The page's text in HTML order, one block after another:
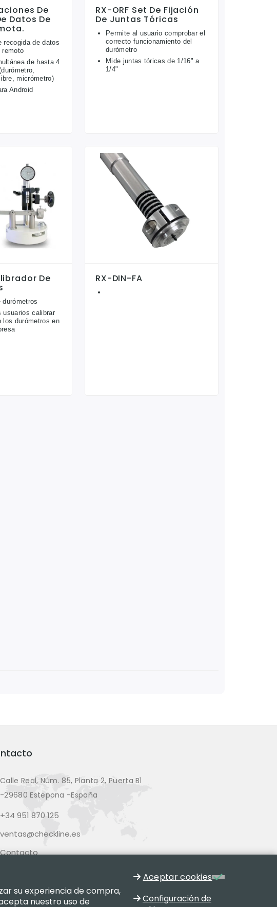
De
Datos De
recogida de datos
remoto
de hasta 4
micrómetro)
Android
RX-ORF Set De Fijación
De Juntas Tóricas
Permite al usuario comprobar el
correcto funcionamiento del
durómetro
Mide juntas tóricas de 1/16" a
1/4"
De
durómetros
usuarios calibrar
los durómetros en
RX-DIN-FA
Calle Real, Núm. 85, Planta 2, Puerta B1
-29680 Estepona -España
+34 951 870 125
ventas@checkline.es
Contacto
su experiencia de compra,
nuestro uso de
Aceptar cookies
Configuración de